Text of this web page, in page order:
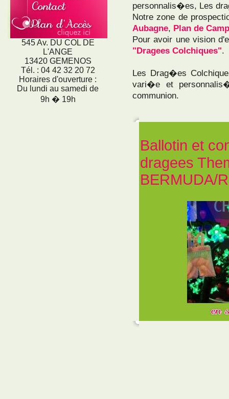
545 Av. DU COL DE
L'ANGE
13420 GEMENOS
Tél. : 04 42 32 20 72
Horaires d'ouverture :
Du lundi au samedi de
9h � 19h
personnalis�es, Les
Notre zone de
Aubagne, Plan de
Pour avoir une vision
"Dragees Colchiques".
Les Drag�es
vari�e et
communion.
Ballotin et
dragees
BERMUDA/